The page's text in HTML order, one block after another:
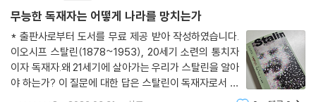
무능한 독재자는 어떻게 나라를 망치는가
* 출판사로부터 도서를 무료 제공 받아 작성하였습니다.
이오시프 스탈린(1878~1953), 20세기 소련의 통치자
이자 독재자.왜 21세기에 살아가는 우리가 스탈린을 알아
야 하는가? 이 질문에 대한 답은 스탈린이 독재자로서 성
장하게 된 과정과 스탈린에 대한 작가의 평가를 통해 찾을